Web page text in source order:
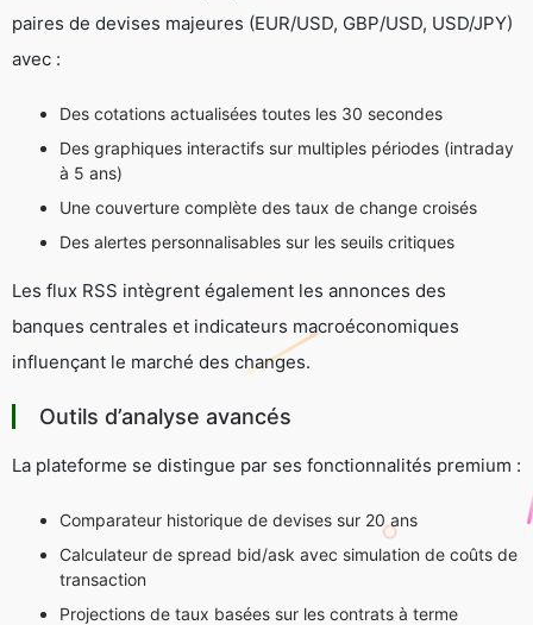
paires de devises majeures (EUR/USD, GBP/USD, USD/JPY)
avec :
Des cotations actualisées toutes les 30 secondes
Des graphiques interactifs sur multiples périodes (intraday
à 5 ans)
Une couverture complète des taux de change croisés
Des alertes personnalisables sur les seuils critiques
Les flux RSS intègrent également les annonces des
banques centrales et indicateurs macroéconomiques
influençant le marché des changes.
Outils d’analyse avancés
La plateforme se distingue par ses fonctionnalités premium :
Comparateur historique de devises sur 20 ans
Calculateur de spread bid/ask avec simulation de coûts de
transaction
Projections de taux basées sur les contrats à terme